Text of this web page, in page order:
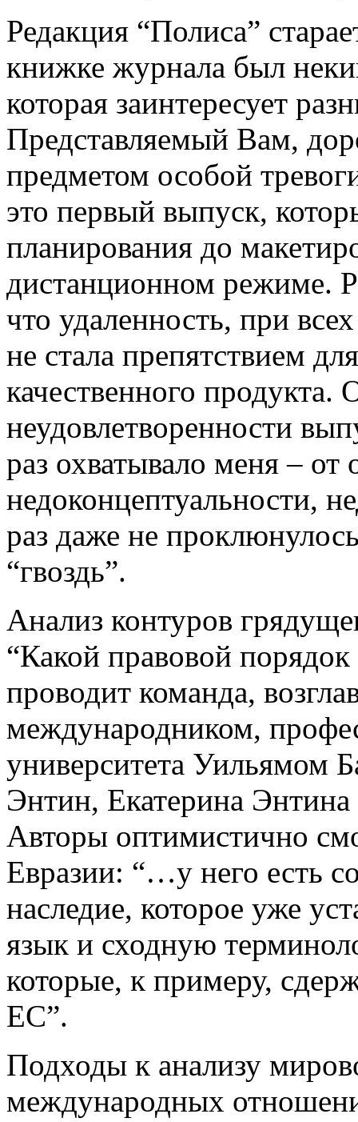
Редакция “Полиса”
книжке журнала был
которая заинтересует
Представляемый Вам,
предметом особой
это первый выпуск,
планирования до
дистанционном режиме.
что удаленность, при
не стала препятствием
качественного продукта.
неудовлетворенности
раз охватывало меня –
недоконцептуальности,
раз даже не
“гвоздь”.
Анализ контуров
“Какой правовой
проводит команда,
международником,
университета Уильямом
Энтин, Екатерина
Авторы оптимистично
Евразии: “…у него есть
наследие, которое уже
язык и сходную
которые, к примеру,
ЕС”.
Подходы к анализу
международных